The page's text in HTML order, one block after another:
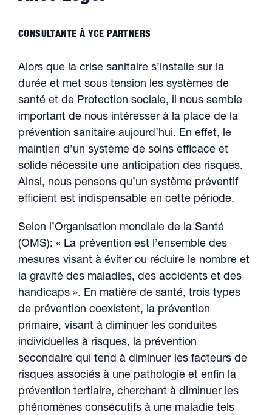
CONSULTANTE À YCE PARTNERS
Alors que la crise sanitaire s’installe sur la
durée et met sous tension les systèmes de
santé et de Protection sociale, il nous semble
important de nous intéresser à la place de la
prévention sanitaire aujourd’hui. En effet, le
maintien d’un système de soins efficace et
solide nécessite une anticipation des risques.
Ainsi, nous pensons qu’un système préventif
efficient est indispensable en cette période.
Selon l’Organisation mondiale de la Santé
(OMS): « La prévention est l’ensemble des
mesures visant à éviter ou réduire le nombre et
la gravité des maladies, des accidents et des
handicaps ». En matière de santé, trois types
de prévention coexistent, la prévention
primaire, visant à diminuer les conduites
individuelles à risques, la prévention
secondaire qui tend à diminuer les facteurs de
risques associés à une pathologie et enfin la
prévention tertiaire, cherchant à diminuer les
phénomènes consécutifs à une maladie tels